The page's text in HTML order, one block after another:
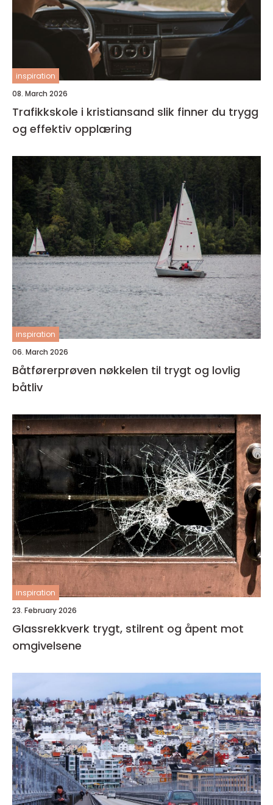
inspiration
08. March 2026
Trafikkskole i kristiansand slik finner du trygg
og effektiv opplæring
inspiration
06. March 2026
Båtførerprøven nøkkelen til trygt og lovlig
båtliv
inspiration
23. February 2026
Glassrekkverk trygt, stilrent og åpent mot
omgivelsene